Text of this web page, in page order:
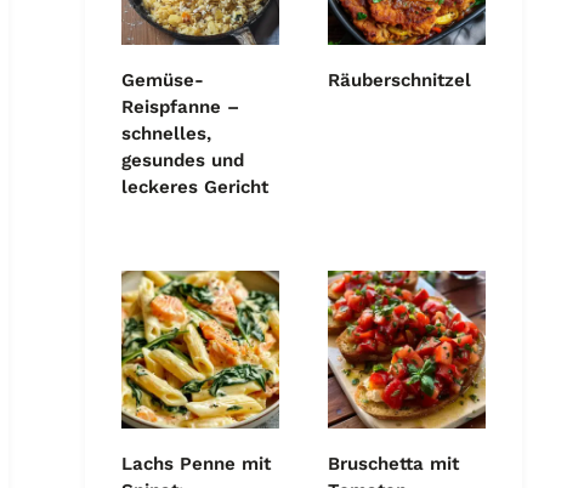
Gemüse-
Reispfanne –
schnelles,
gesundes und
leckeres Gericht
Räuberschnitzel
Lachs Penne mit
Bruschetta mit